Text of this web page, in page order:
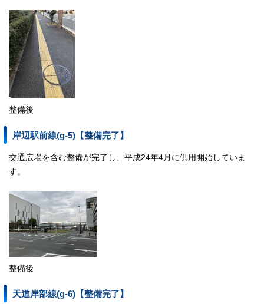
整備後
岸辺駅前線(g-5)【整備完了】
交通広場を含む整備が完了し、平成24年4月に供用開始していま
す。
整備後
天道岸部線(g-6)【整備完了】